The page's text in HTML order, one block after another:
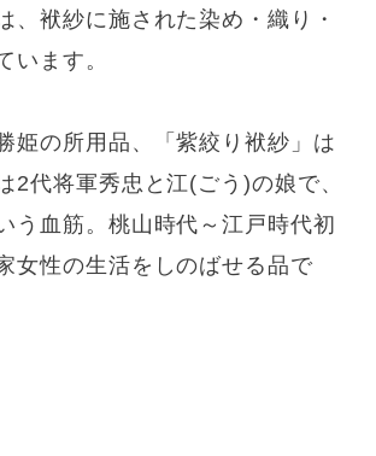
、袱紗に施された染め・織り・
います。
姫の所用品、「紫絞り袱紗」は
2代将軍秀忠と江(ごう)の娘で、
う血筋。桃山時代～江戸時代初
女性の生活をしのばせる品で